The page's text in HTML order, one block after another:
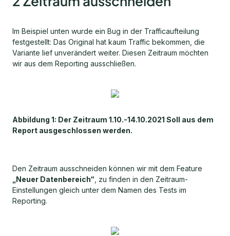
Im Beispiel unten wurde ein Bug in der Trafficaufteilung
festgestellt: Das Original hat kaum Traffic bekommen, die
Variante lief unverändert weiter. Diesen Zeitraum möchten
wir aus dem Reporting ausschließen.
Abbildung 1: Der Zeitraum 1.10.-14.10.2021 Soll aus dem
Report ausgeschlossen werden.
Den Zeitraum ausschneiden können wir mit dem Feature
„Neuer Datenbereich“ , zu finden in den Zeitraum-
Einstellungen gleich unter dem Namen des Tests im
Reporting.